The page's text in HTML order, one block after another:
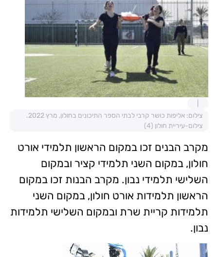
צילום: אליפות כושר קרבי לבתי הספר התיכונים בחולון, מרץ 2022.
צילום-עיריית חולון (4)
מקרב הבנים זכו במקום הראשון תלמידי אורט
חולון, במקום השני תלמידי קציר ובמקום
השלישי תלמידי נבון. מקרב הבנות זכו במקום
הראשון תלמידות אורט חולון, במקום השני
תלמידות קריית שרת ובמקום השלישי תלמידות
נבון.